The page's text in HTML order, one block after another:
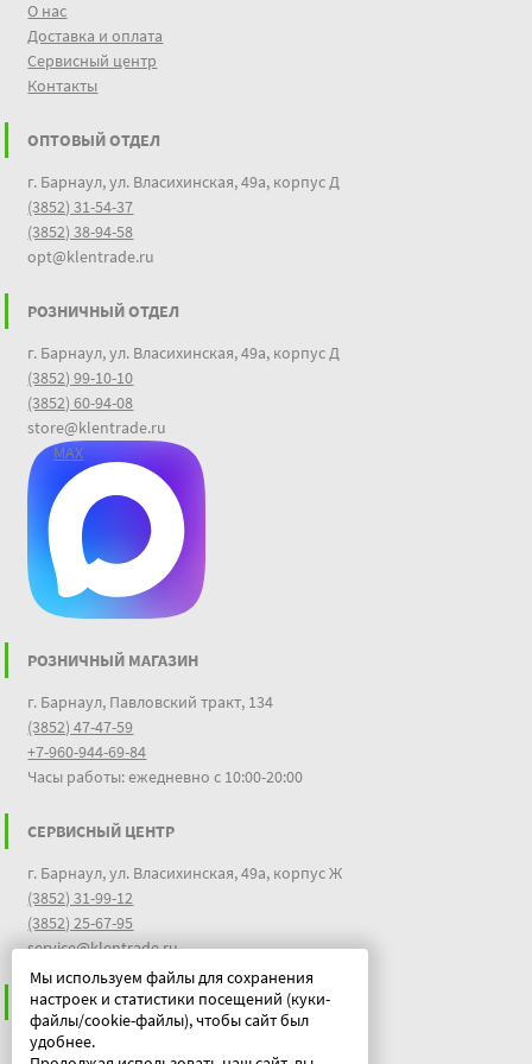
Мы используем файлы для сохранения
настроек и статистики посещений (куки-
файлы/cookie-файлы), чтобы сайт был
удобнее.
О нас
Доставка и оплата
Сервисный центр
Контакты
ОПТОВЫЙ ОТДЕЛ
г. Барнаул, ул. Власихинская, 49а, корпус Д
(3852) 31-54-37
(3852) 38-94-58
opt@klentrade.ru
РОЗНИЧНЫЙ ОТДЕЛ
г. Барнаул, ул. Власихинская, 49а, корпус Д
(3852) 99-10-10
(3852) 60-94-08
store@klentrade.ru
MAX
РОЗНИЧНЫЙ МАГАЗИН
г. Барнаул, Павловский тракт, 134
(3852) 47-47-59
+7-960-944-69-84
Часы работы: ежедневно с 10:00-20:00
СЕРВИСНЫЙ ЦЕНТР
г. Барнаул, ул. Власихинская, 49а, корпус Ж
(3852) 31-99-12
(3852) 25-67-95
service@klentrade.ru
ИНФОРМАЦИЯ
Пользовательское соглашение